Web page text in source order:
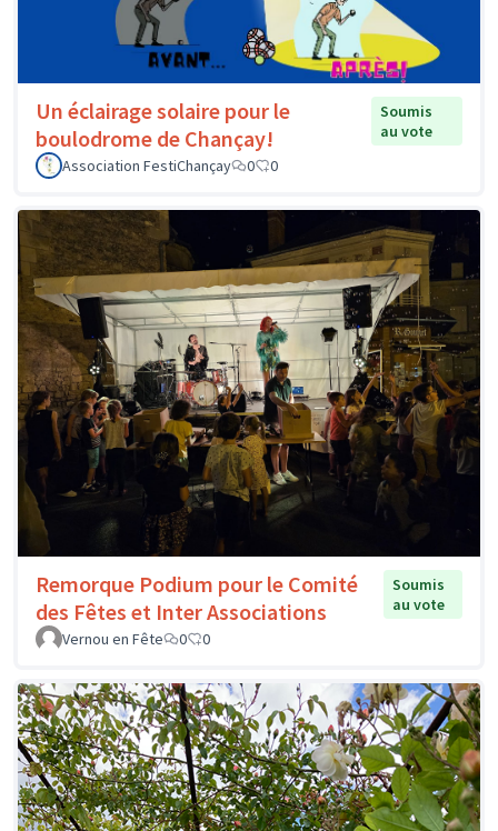
Un éclairage solaire pour le
boulodrome de Chançay!
Soumis
au vote
Association FestiChançay
0 0
Remorque Podium pour le Comité
des Fêtes et Inter Associations
Soumis
au vote
Vernou en Fête
0 0